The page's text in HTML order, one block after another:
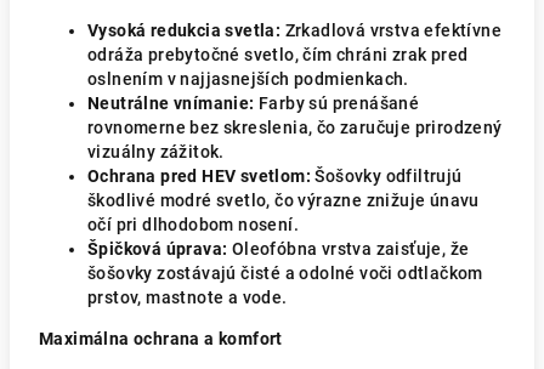
Vysoká redukcia svetla: Zrkadlová vrstva efektívne
odráža prebytočné svetlo, čím chráni zrak pred
oslnením v najjasnejších podmienkach.
Neutrálne vnímanie: Farby sú prenášané
rovnomerne bez skreslenia, čo zaručuje prirodzený
vizuálny zážitok.
Ochrana pred HEV svetlom: Šošovky odfiltrujú
škodlivé modré svetlo, čo výrazne znižuje únavu
očí pri dlhodobom nosení.
Špičková úprava: Oleofóbna vrstva zaisťuje, že
šošovky zostávajú čisté a odolné voči odtlačkom
prstov, mastnote a vode.
Maximálna ochrana a komfort